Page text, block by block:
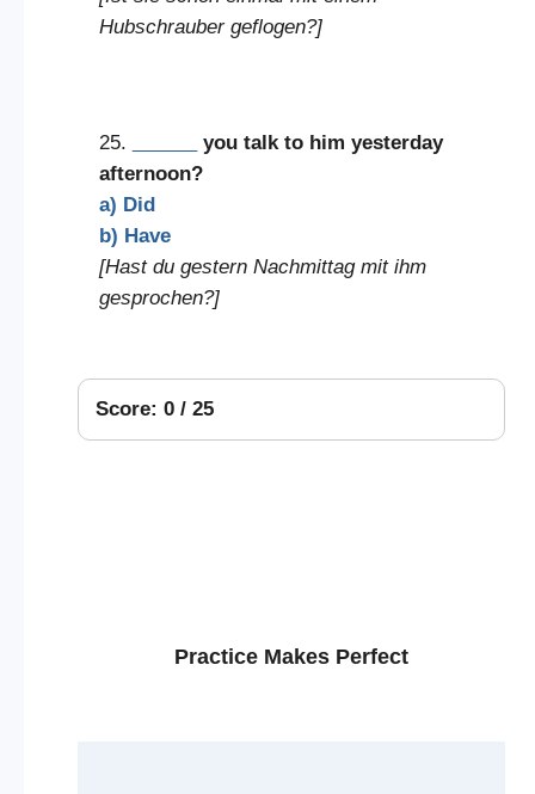
Hubschrauber geflogen?]
25.
you talk to him yesterday
afternoon?
a) Did
b) Have
[Hast du gestern Nachmittag mit ihm
gesprochen?]
Score: 0 / 25
Practice Makes Perfect